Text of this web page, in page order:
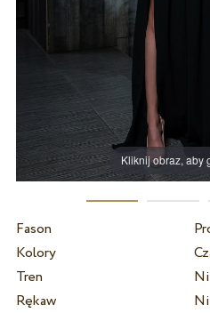
Kliknij obraz, aby
Fason
Kolory
Tren
Rękaw